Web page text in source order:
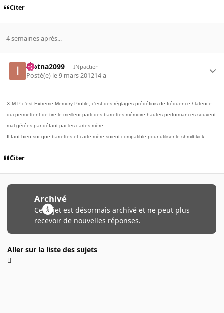
Citer
4 semaines après...
inotna2099 INpactien
Posté(e) le 9 mars 201214 a
X.M.P c'est Extreme Memory Profile, c'est des réglages prédéfinis de fréquence / latence
qui permettent de tire le meilleur parti des barrettes mémoire hautes performances souvent
mal gérées par défaut par les cartes mère.
Il faut bien sur que barrettes et carte mère soient compatible pour utiliser le shmilbkick.
Citer
Archivé
Ce sujet est désormais archivé et ne peut plus
recevoir de nouvelles réponses.
Aller sur la liste des sujets